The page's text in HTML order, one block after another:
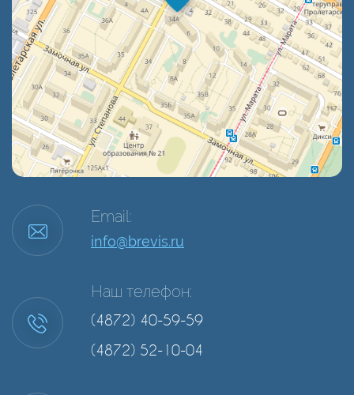
Email:
info@brevis.ru
Наш телефон:
(4872) 40-59-59
(4872) 52-10-04